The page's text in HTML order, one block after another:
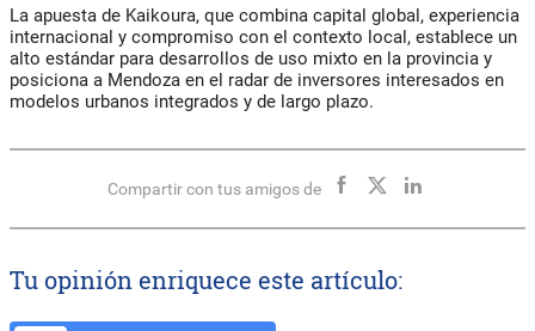
La apuesta de Kaikoura, que combina capital global, experiencia
internacional y compromiso con el contexto local, establece un
alto estándar para desarrollos de uso mixto en la provincia y
posiciona a Mendoza en el radar de inversores interesados en
modelos urbanos integrados y de largo plazo.
Compartir con tus amigos de
Tu opinión enriquece este artículo: